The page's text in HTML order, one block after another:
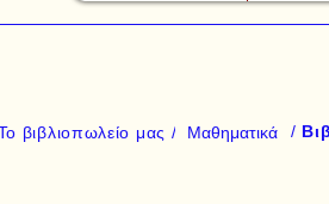
βιβλιοπωλείο μας / Μαθηματικά /